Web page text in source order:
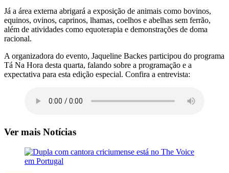
Já a área externa abrigará a exposição de animais como bovinos,
equinos, ovinos, caprinos, lhamas, coelhos e abelhas sem ferrão,
além de atividades como equoterapia e demonstrações de doma
racional.
A organizadora do evento, Jaqueline Backes participou do programa
Tá Na Hora desta quarta, falando sobre a programação e a
expectativa para esta edição especial. Confira a entrevista:
Ver mais Notícias